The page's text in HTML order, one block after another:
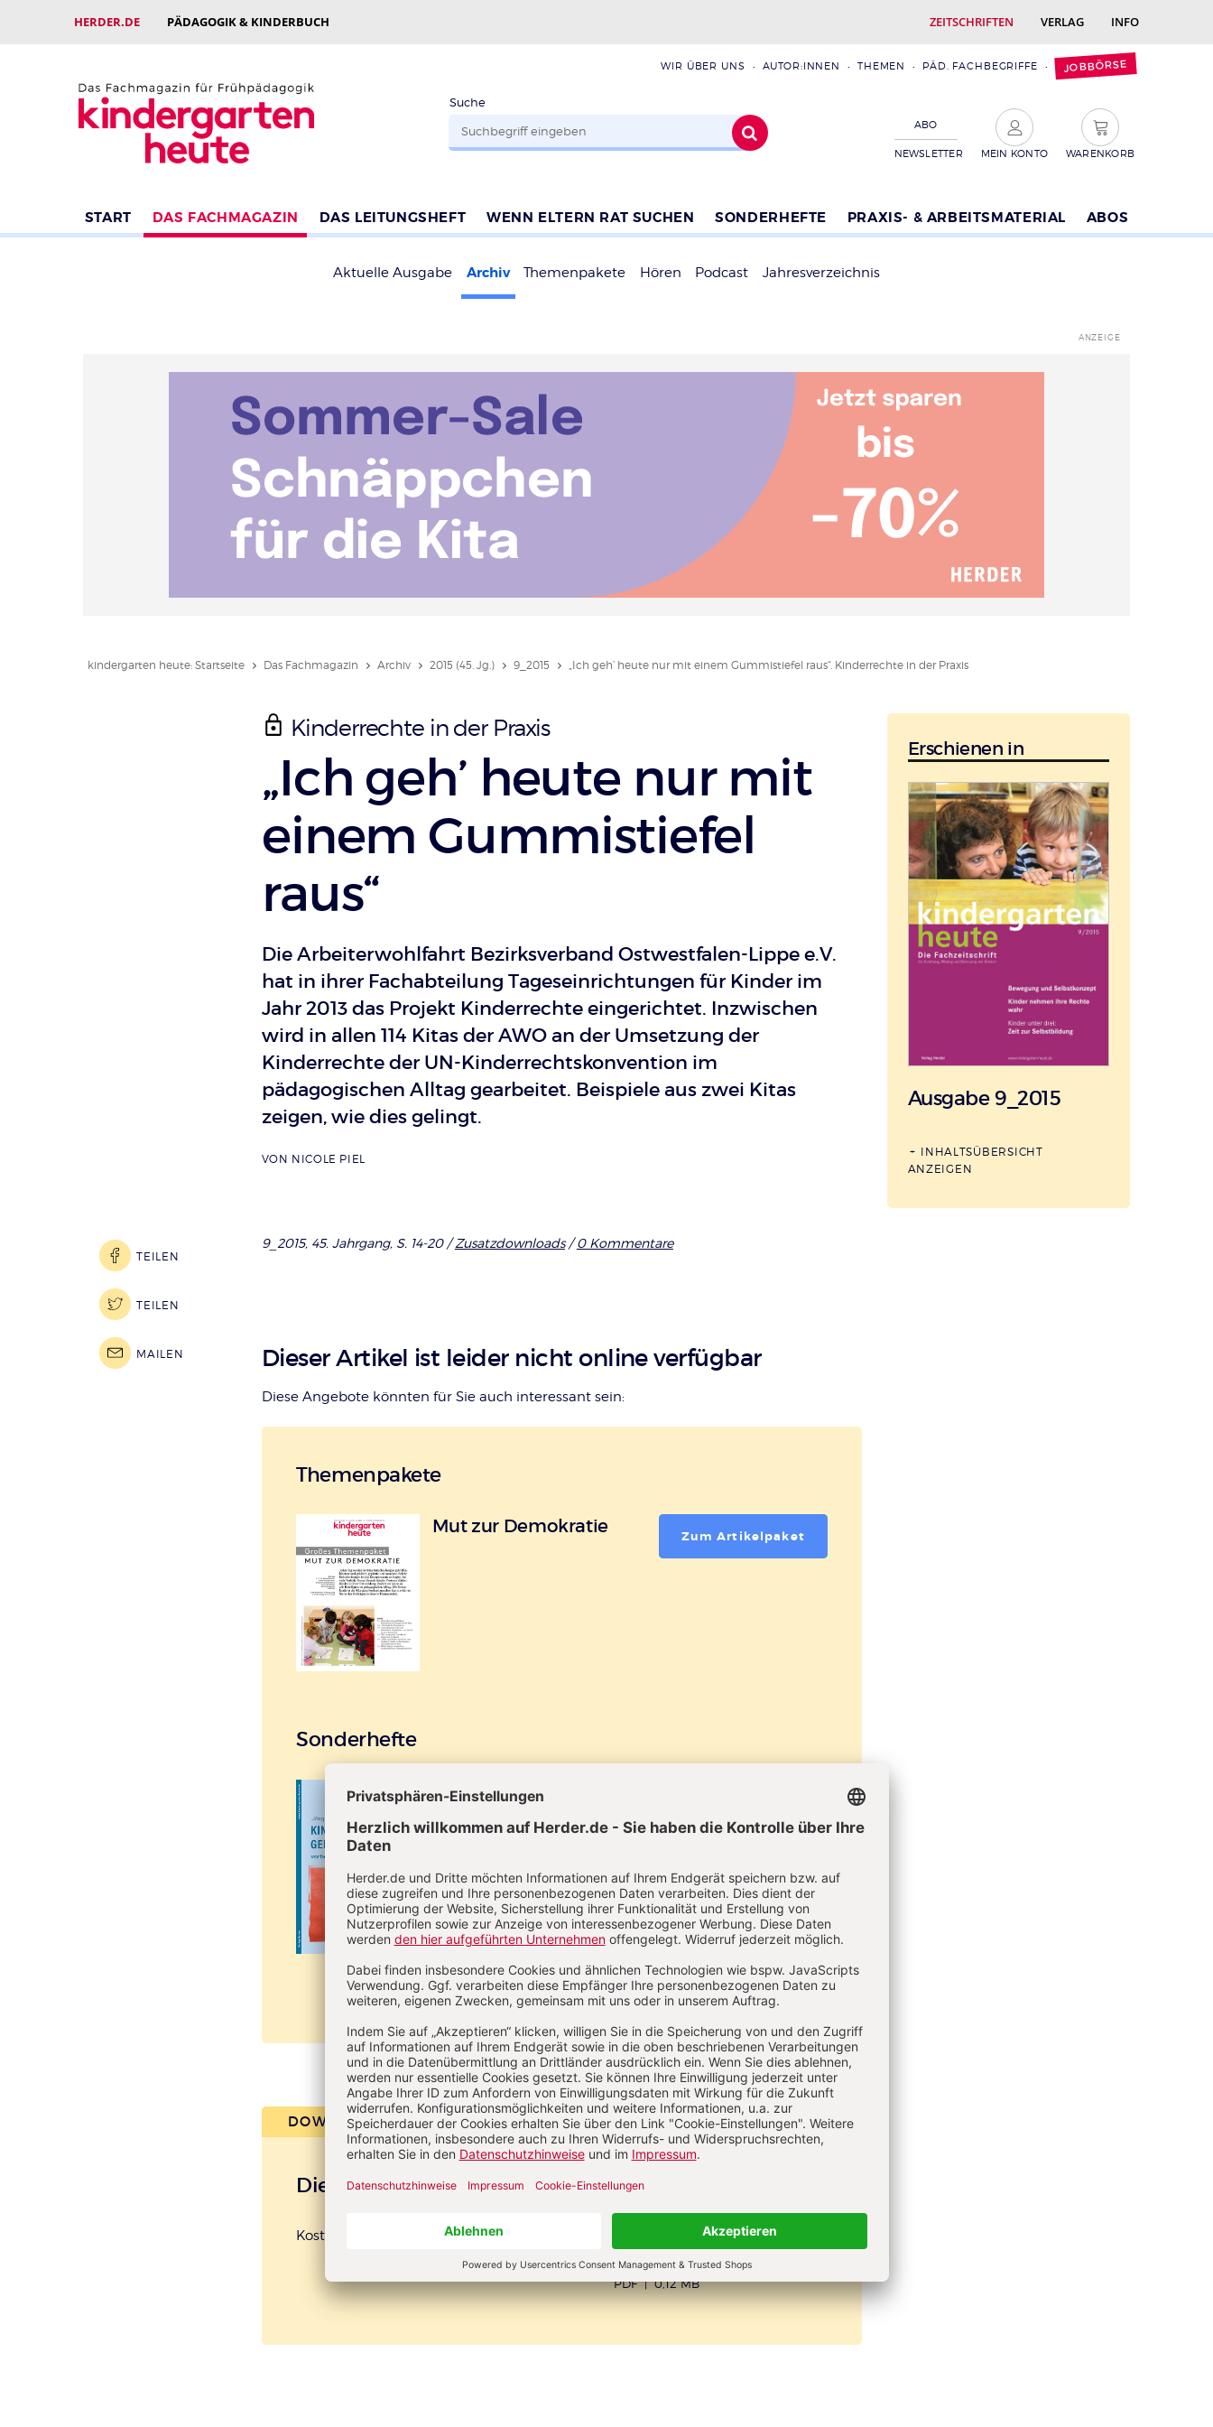
HERDER.DE PÄDAGOGIK & KINDERBUCH ZEITSCHRIFTEN VERLAG INFO
WIR ÜBER UNS AUTOR:INNEN THEMEN PÄD. FACHBEGRIFFE JOBBÖRSE
Suche
ABO
NEWSLETTER MEIN KONTO WARENKORB
START DAS FACHMAGAZIN DAS LEITUNGSHEFT WENN ELTERN RAT SUCHEN SONDERHEFTE PRAXIS- & ARBEITSMATERIAL ABOS
Aktuelle Ausgabe Archiv Themenpakete Hören Podcast Jahresverzeichnis
kindergarten heute: Startseite Das Fachmagazin Archiv 2015 (45. Jg.) 9_2015 „Ich geh’ heute nur mit einem Gummistiefel raus“. Kinderrechte in der Praxis
Kinderrechte in der Praxis
:
„Ich geh’ heute nur mit
einem Gummistiefel
raus“
Die Arbeiterwohlfahrt Bezirksverband Ostwestfalen-Lippe e.V.
hat in ihrer Fachabteilung Tageseinrichtungen für Kinder im
Jahr 2013 das Projekt Kinderrechte eingerichtet. Inzwischen
wird in allen 114 Kitas der AWO an der Umsetzung der
Kinderrechte der UN-Kinderrechtskonvention im
pädagogischen Alltag gearbeitet. Beispiele aus zwei Kitas
zeigen, wie dies gelingt.
VON NICOLE PIEL
9_2015, 45. Jahrgang, S. 14-20 /Zusatzdownloads/0 Kommentare
Dieser Artikel ist leider nicht online verfügbar
Diese Angebote könnten für Sie auch interessant sein:
Themenpakete
Mut zur Demokratie Zum Artikelpaket
Sonderhefte
Kindeswohlgefährdung
– vorbeugen, erkennen,
handeln
TEILEN
TEILEN
MAILEN
DOWNLOAD
Die zehn Sammelrechte
Kostenloser Zusatzdownload
Jetzt herunterladen
PDF|0,12 MB
Erschienen in
Ausgabe 9_2015
INHALTSÜBERSICHT
ANZEIGEN